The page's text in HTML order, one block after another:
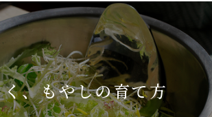
、もやしの育て方